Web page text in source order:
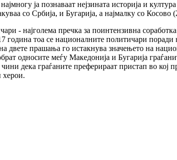
ја познаваат нејзината историја и
со Србија, и Бугарија, а најмалку со Косово
- најголема пречка за поинтензивна
година тоа се националните политичари
двете прашања го истакнува значењето на
односите меѓу Македонија и Бугарија
дека граѓаните преферираат пристап во
херои.